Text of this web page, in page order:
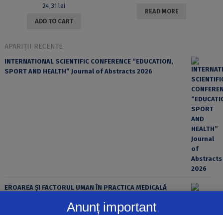
24,31lei
ADD TO CART
READ MORE
APARIȚII RECENTE
INTERNATIONAL SCIENTIFIC CONFERENCE “EDUCATION,
SPORT AND HEALTH” Journal of Abstracts 2026
EROAREA ȘI FACTORUL UMAN ÎN PRACTICA MEDICALĂ
Anunț important